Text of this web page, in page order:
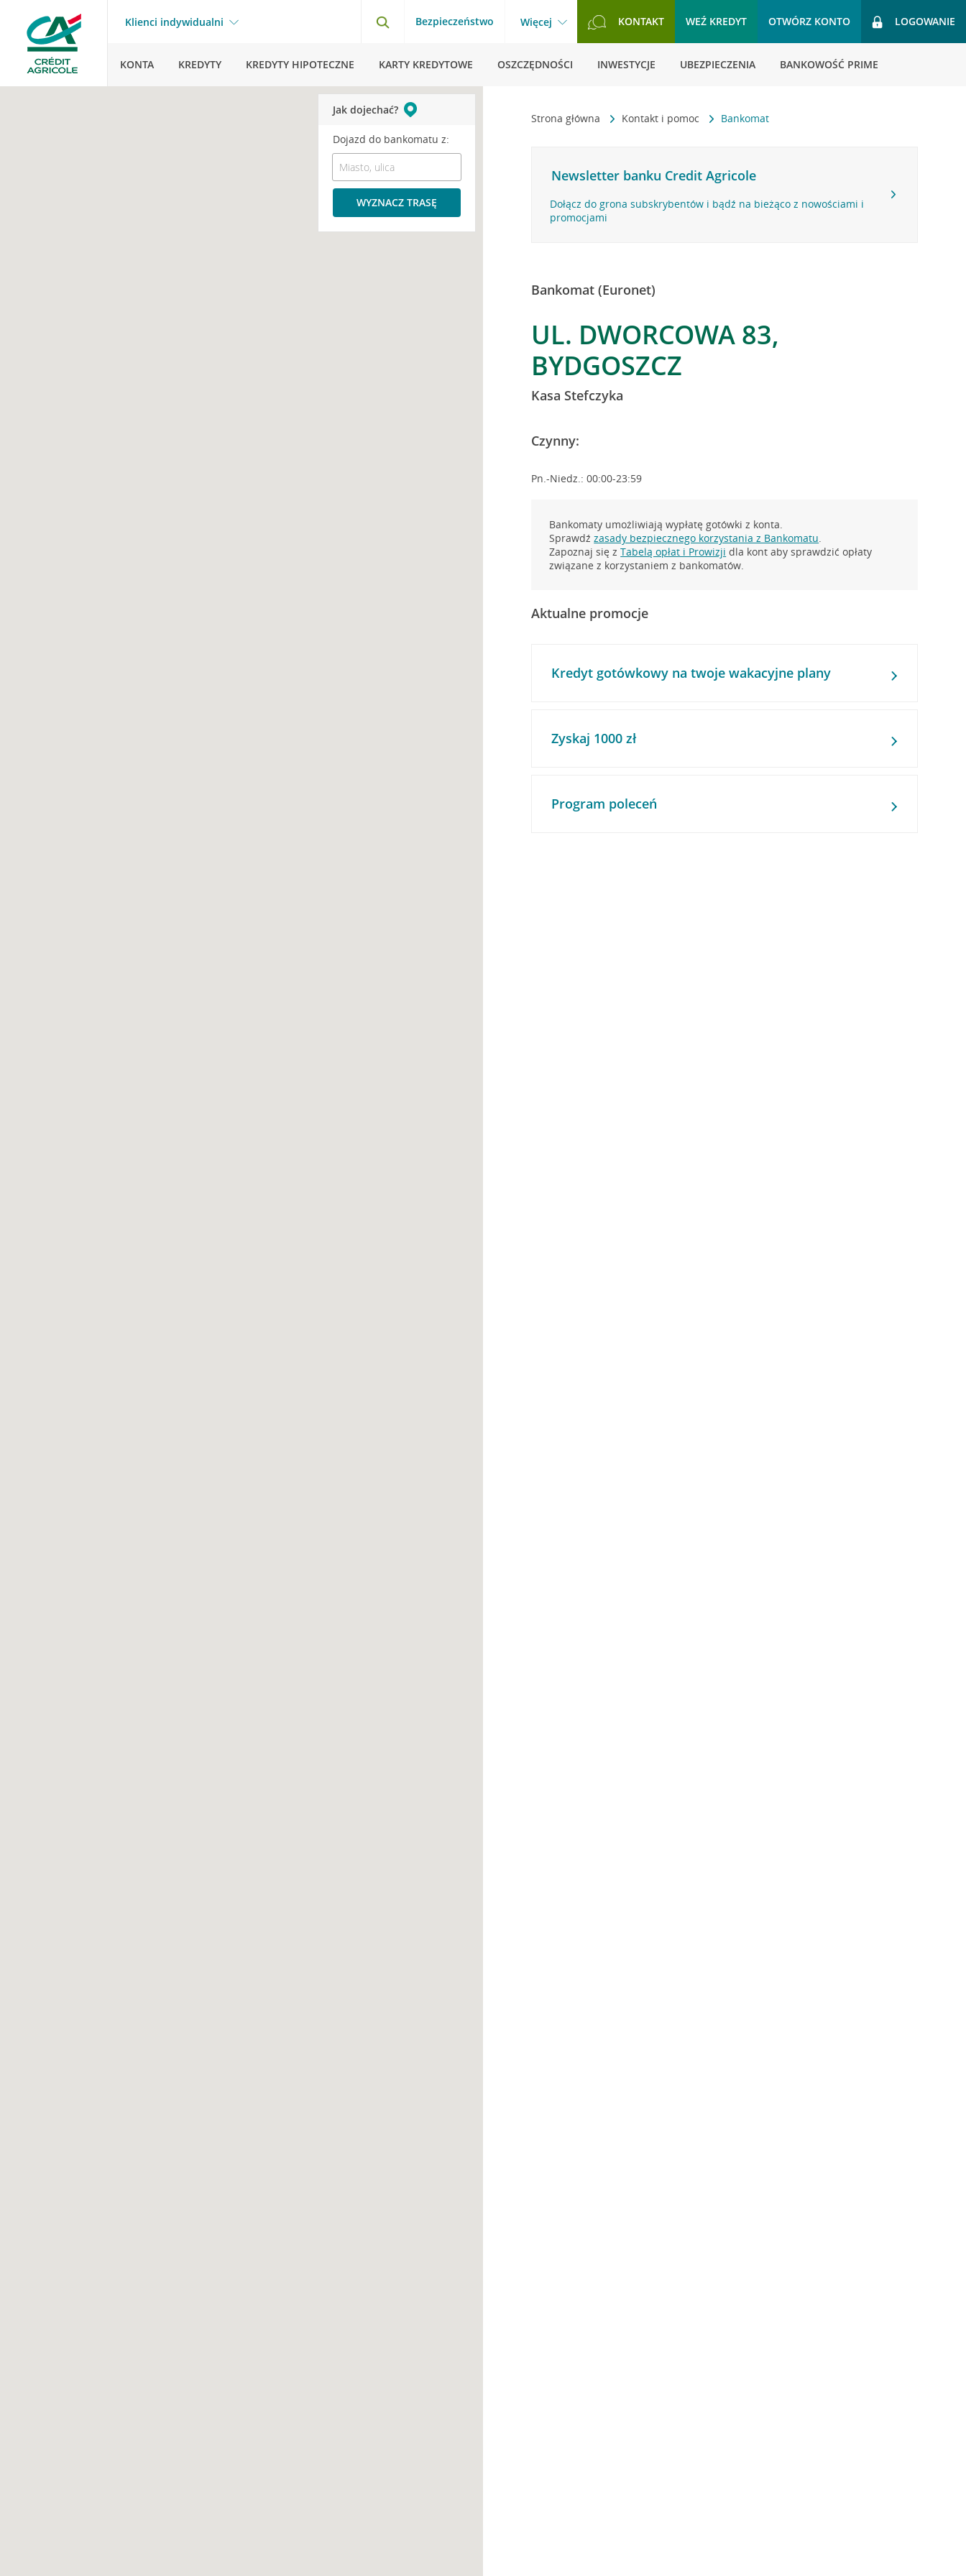
Klienci indywidualni Bezpieczeństwo Więcej KONTAKT WEŹ KREDYT OTWÓRZ KONTO LOGOWANIE
KONTA KREDYTY KREDYTY HIPOTECZNE KARTY KREDYTOWE OSZCZĘDNOŚCI INWESTYCJE UBEZPIECZENIA BANKOWOŚĆ PRIME
Strona główna Kontakt i pomoc Bankomat
Newsletter banku Credit Agricole
Dołącz do grona subskrybentów i bądź na bieżąco z nowościami i
promocjami
Bankomat (Euronet)
UL. DWORCOWA 83,
BYDGOSZCZ
Kasa Stefczyka
Czynny:
Pn.-Niedz.: 00:00-23:59
Bankomaty umożliwiają wypłatę gotówki z konta.
Sprawdźzasady bezpiecznego korzystania z Bankomatu.
Zapoznaj się zTabelą opłat i Prowizji dla kont aby sprawdzić opłaty
związane z korzystaniem z bankomatów.
Aktualne promocje
Kredyt gotówkowy na twoje wakacyjne plany
Zyskaj 1000 zł
Program poleceń
Jak dojechać?
Dojazd do bankomatu z:
WYZNACZ TRASĘ